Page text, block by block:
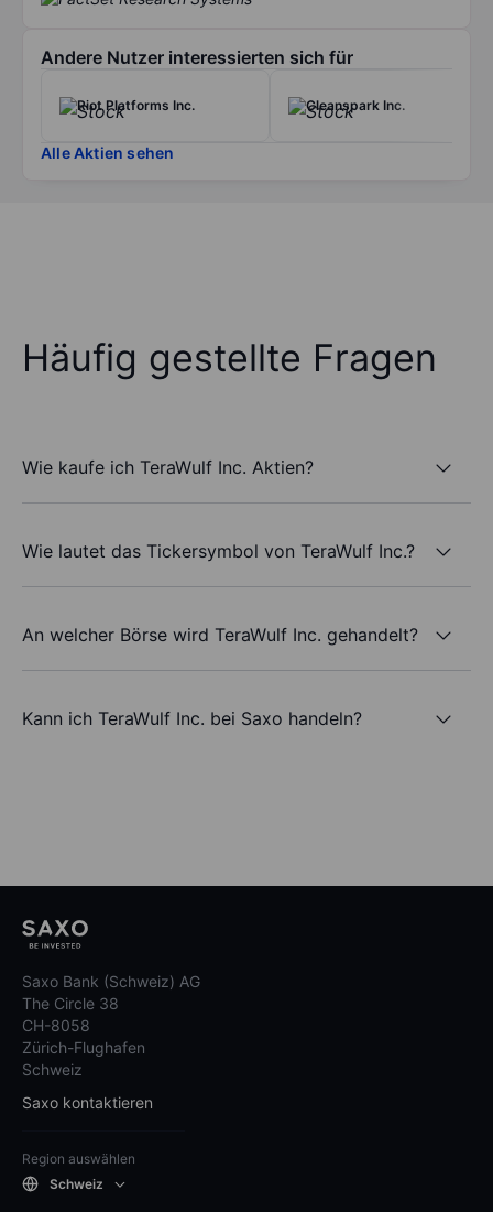
Andere Nutzer interessierten sich für
Riot Platforms Inc. Cleanspark Inc.
Alle Aktien sehen
Häufig gestellte Fragen
Wie kaufe ich TeraWulf Inc. Aktien?
Wie lautet das Tickersymbol von TeraWulf Inc.?
An welcher Börse wird TeraWulf Inc. gehandelt?
Kann ich TeraWulf Inc. bei Saxo handeln?
Saxo Bank (Schweiz) AG
The Circle 38
CH-8058
Zürich-Flughafen
Schweiz
Saxo kontaktieren
Region auswählen
Schweiz